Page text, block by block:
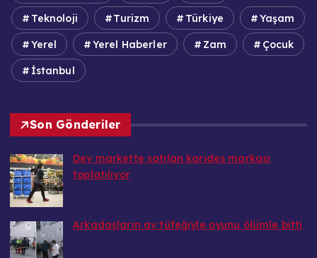
Teknoloji Turizm Türkiye Yaşam
Yerel Yerel Haberler Zam Çocuk
İstanbul
Son Gönderiler
Dev markette satılan karides markası
toplatılıyor
Arkadaşların av tüfeğiyle oyunu ölümle bitti